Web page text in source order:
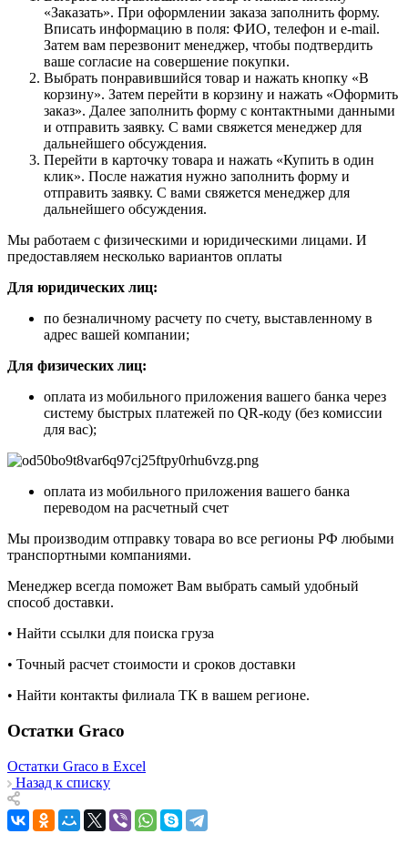
«Заказать». При оформлении заказа заполнить форму.
Вписать информацию в поля: ФИО, телефон и e-mail.
Затем вам перезвонит менеджер, чтобы подтвердить
ваше согласие на совершение покупки.
Выбрать понравившийся товар и нажать кнопку «В
корзину». Затем перейти в корзину и нажать «Оформить
заказ». Далее заполнить форму с контактными данными
и отправить заявку. С вами свяжется менеджер для
дальнейшего обсуждения.
Перейти в карточку товара и нажать «Купить в один
клик». После нажатия нужно заполнить форму и
отправить заявку. С вами свяжется менеджер для
дальнейшего обсуждения.
Мы работаем с физическими и юридическими лицами. И
предоставляем несколько вариантов оплаты
Для юридических лиц:
по безналичному расчету по счету, выставленному в
адрес вашей компании;
Для физических лиц:
оплата из мобильного приложения вашего банка через
систему быстрых платежей по QR-коду (без комиссии
для вас);
оплата из мобильного приложения вашего банка
переводом на расчетный счет
Мы производим отправку товара во все регионы РФ любыми
транспортными компаниями.
Менеджер всегда поможет Вам выбрать самый удобный
способ доставки.
• Найти ссылки для поиска груза
• Точный расчет стоимости и сроков доставки
• Найти контакты филиала ТК в вашем регионе.
Остатки Graco
Остатки Graco в Excel
Назад к списку